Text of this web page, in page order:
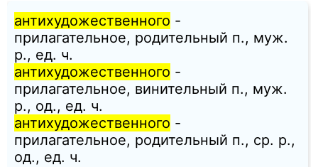
антихудожественного -
прилагательное, родительный п., муж.
p., ед. ч.
антихудожественного -
прилагательное, винительный п., муж.
p., од., ед. ч.
антихудожественного -
прилагательное, родительный п., ср. p.,
од., ед. ч.